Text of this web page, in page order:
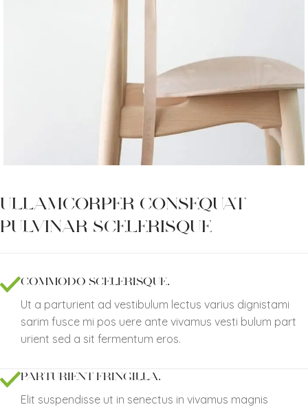
ULLAMCORPER CONSEQUAT
PULVINAR SCELERISQUE
COMMODO SCELERISQUE.
Ut a parturient ad vestibulum lectus varius dignistami
sarim fusce mi pos uere ante vivamus vesti bulum part
urient sed a sit fermentum eros.
PARTURIENT FRINGILLA.
Elit suspendisse ut in senectus in vivamus magnis